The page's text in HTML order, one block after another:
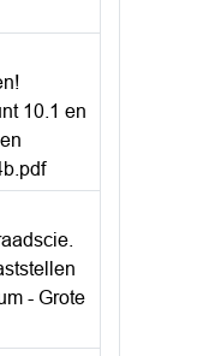
10.1 en
- Grote